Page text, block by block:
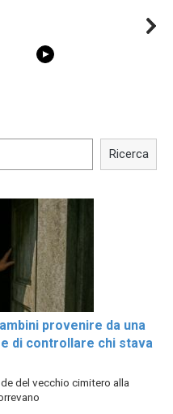
illusion - Pretty
Ricerca
provenire da una
di controllare chi stava
del vecchio cimitero alla